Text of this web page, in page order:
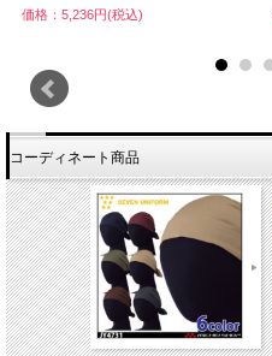
価格：5,236円(税込)
コーディネート商品